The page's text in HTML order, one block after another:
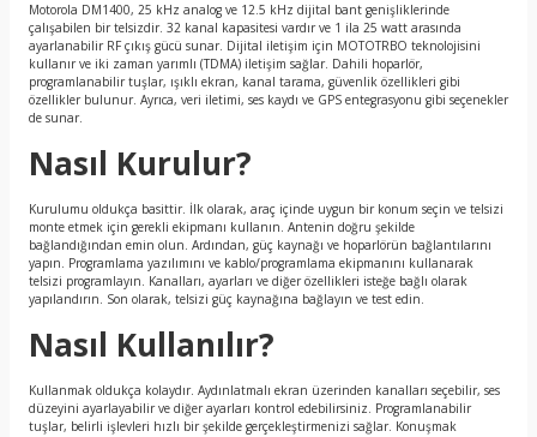
Motorola DM1400, 25 kHz analog ve 12.5 kHz dijital bant genişliklerinde
çalışabilen bir telsizdir. 32 kanal kapasitesi vardır ve 1 ila 25 watt arasında
ayarlanabilir RF çıkış gücü sunar. Dijital iletişim için MOTOTRBO teknolojisini
kullanır ve iki zaman yarımlı (TDMA) iletişim sağlar. Dahili hoparlör,
programlanabilir tuşlar, ışıklı ekran, kanal tarama, güvenlik özellikleri gibi
özellikler bulunur. Ayrıca, veri iletimi, ses kaydı ve GPS entegrasyonu gibi seçenekler
de sunar.
Nasıl Kurulur?
Kurulumu oldukça basittir. İlk olarak, araç içinde uygun bir konum seçin ve telsizi
monte etmek için gerekli ekipmanı kullanın. Antenin doğru şekilde
bağlandığından emin olun. Ardından, güç kaynağı ve hoparlörün bağlantılarını
yapın. Programlama yazılımını ve kablo/programlama ekipmanını kullanarak
telsizi programlayın. Kanalları, ayarları ve diğer özellikleri isteğe bağlı olarak
yapılandırın. Son olarak, telsizi güç kaynağına bağlayın ve test edin.
Nasıl Kullanılır?
Kullanmak oldukça kolaydır. Aydınlatmalı ekran üzerinden kanalları seçebilir, ses
düzeyini ayarlayabilir ve diğer ayarları kontrol edebilirsiniz. Programlanabilir
tuşlar, belirli işlevleri hızlı bir şekilde gerçekleştirmenizi sağlar. Konuşmak